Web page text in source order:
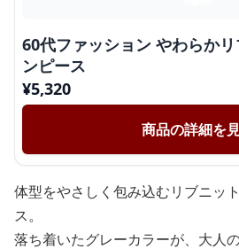
60代ファッション やわらか
ンピース
¥5,320
商品の詳細を
体型をやさしく包み込むリブニッ
ス。
落ち着いたグレーカラーが、大人